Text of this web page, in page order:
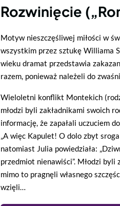
Rozwinięcie
Motyw nieszczęśliwej miłości w
wszystkim przez sztukę Williama
wieku dramat przedstawia
razem, ponieważ należeli do
Wieloletni konflikt Montekich
młodzi byli zakładnikami swoich
informację, że zapałali uczuciem
„A więc Kapulet! O dolo zbyt
natomiast Julia powiedziała:
przedmiot nienawiści”. Młodzi
mimo to pragnęli własnego
wzięli…